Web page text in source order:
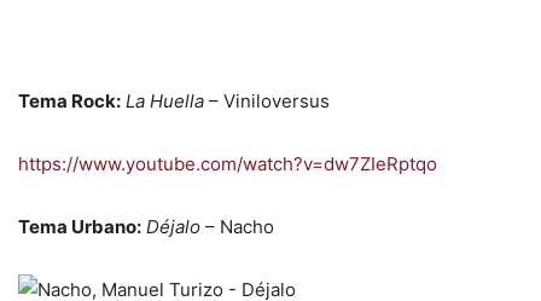
Tema Rock: La Huella – Viniloversus
https://www.youtube.com/watch?v=dw7ZIeRptqo
Tema Urbano: Déjalo – Nacho